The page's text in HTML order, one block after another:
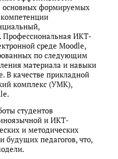
основных формируемых
ИКТ-
среде Moodle,
по следующим
материала и навыки
В качестве прикладной
комплекс (УМК),
студентов
и ИКТ-
и методических
будущих педагогов, что,